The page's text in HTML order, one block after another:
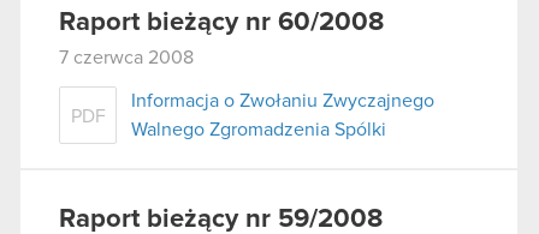
Raport bieżący nr 60/2008
7 czerwca 2008
PDF
Informacja o Zwołaniu Zwyczajnego
Walnego Zgromadzenia Spólki
Raport bieżący nr 59/2008